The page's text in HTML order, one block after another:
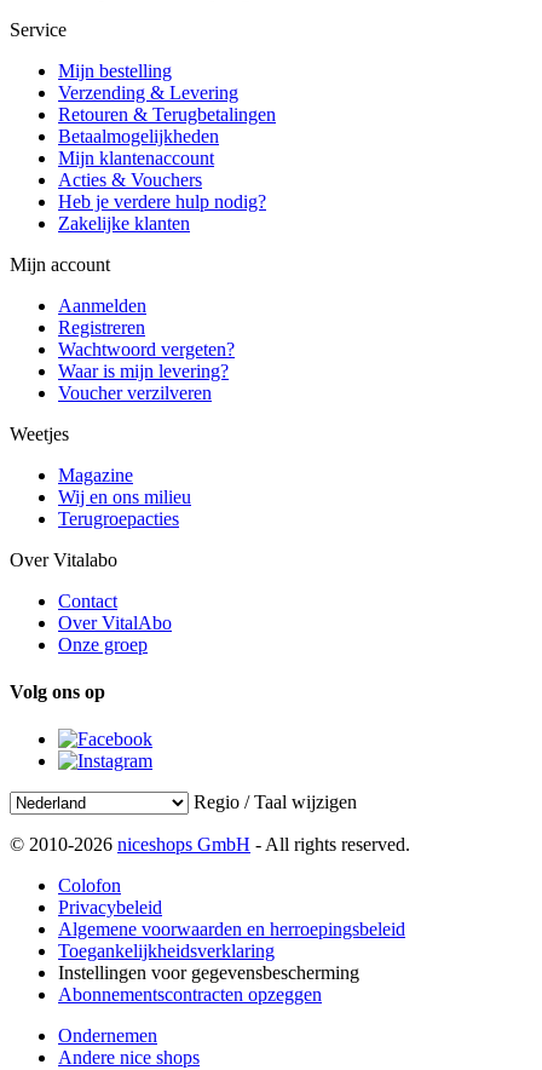
Service
Mijn bestelling
Verzending & Levering
Retouren & Terugbetalingen
Betaalmogelijkheden
Mijn klantenaccount
Acties & Vouchers
Heb je verdere hulp nodig?
Zakelijke klanten
Mijn account
Aanmelden
Registreren
Wachtwoord vergeten?
Waar is mijn levering?
Voucher verzilveren
Weetjes
Magazine
Wij en ons milieu
Terugroepacties
Over Vitalabo
Contact
Over VitalAbo
Onze groep
Volg ons op
Regio / Taal wijzigen
© 2010-2026 niceshops GmbH - All rights reserved.
Colofon
Privacybeleid
Algemene voorwaarden en herroepingsbeleid
Toegankelijkheidsverklaring
Instellingen voor gegevensbescherming
Abonnementscontracten opzeggen
Ondernemen
Andere nice shops